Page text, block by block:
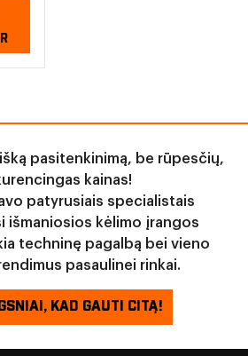
pasitenkinimą, be rūpesčių,
kainas!
patyrusiais specialistais
išmaniosios kėlimo įrangos
techninę pagalbą bei vieno
pasaulinei rinkai.
KAD GAUTI CITĄ!